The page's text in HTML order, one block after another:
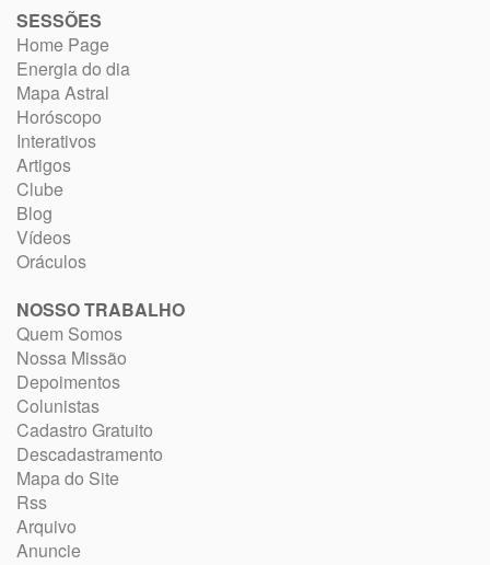
SESSÕES
Home Page
Energia do dia
Mapa Astral
Horóscopo
Interativos
Artigos
Clube
Blog
Vídeos
Oráculos
NOSSO TRABALHO
Quem Somos
Nossa Missão
Depoimentos
Colunistas
Cadastro Gratuito
Descadastramento
Mapa do Site
Rss
Arquivo
Anuncie